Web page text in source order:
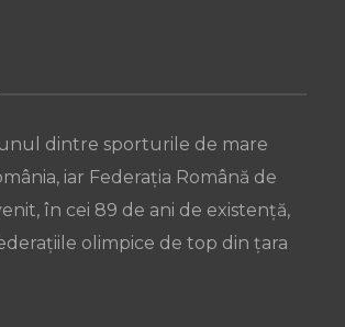
dintre sporturile de mare
iar Federația Română de
în cei 89 de ani de existență,
olimpice de top din țara